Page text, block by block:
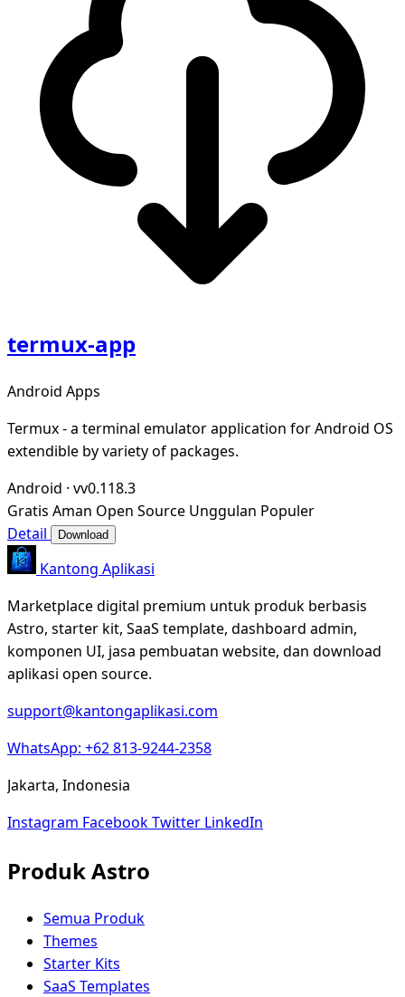
termux-app
Android Apps
Termux - a terminal emulator application for Android OS
extendible by variety of packages.
Android · vv0.118.3
Gratis Aman Open Source Unggulan Populer
Detail
Download
Kantong Aplikasi
Marketplace digital premium untuk produk berbasis
Astro, starter kit, SaaS template, dashboard admin,
komponen UI, jasa pembuatan website, dan download
aplikasi open source.
support@kantongaplikasi.com
WhatsApp: +62 813-9244-2358
Jakarta, Indonesia
Instagram FacebookTwitter LinkedIn
Produk Astro
Semua Produk
Themes
Starter Kits
SaaS Templates